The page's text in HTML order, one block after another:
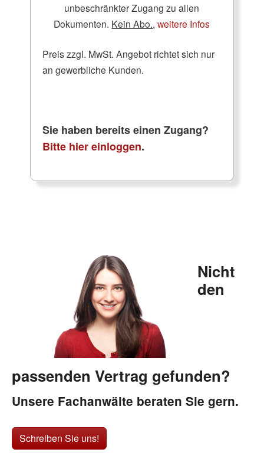
unbeschränkter Zugang zu allen
Dokumenten. Kein Abo.,weitere Infos
Preis zzgl. MwSt. Angebot richtet sich nur
an gewerbliche Kunden.
Sie haben bereits einen Zugang?
Bitte hier einloggen.
Nicht
den
passenden Vertrag gefunden?
Unsere Fachanwälte beraten Sie gern.
Schreiben Sie uns!